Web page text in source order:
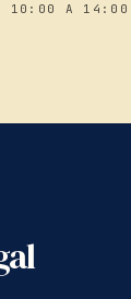
10:00 A 14:00